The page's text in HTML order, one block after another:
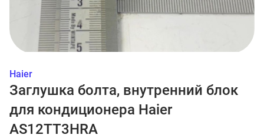
Haier
Заглушка болта, внутренний блок
для кондиционера Haier
AS12TT3HRA